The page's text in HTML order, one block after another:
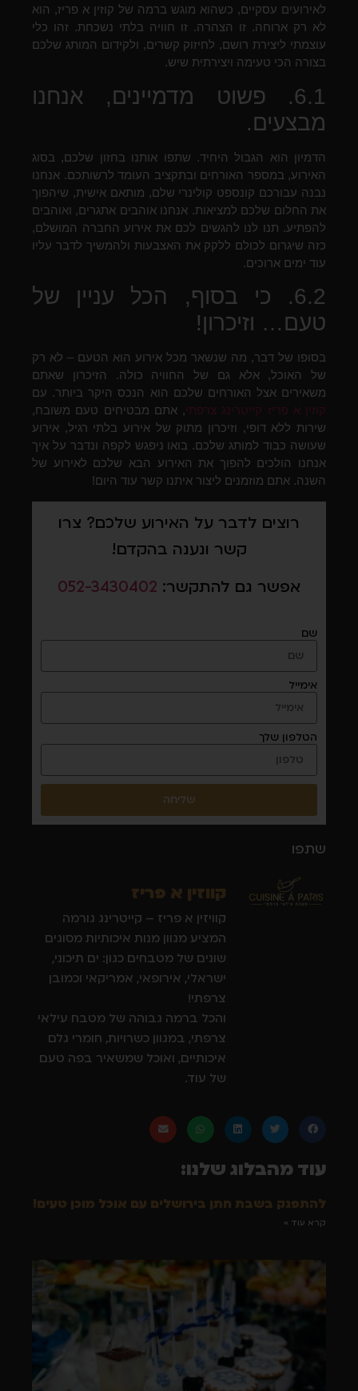
לאירועים עסקיים, כשהוא מוגש ברמה של קוזין א פריז, הוא
לא רק ארוחה. זו הצהרה. זו חוויה בלתי נשכחת. זהו כלי
עוצמתי ליצירת רושם, לחיזוק קשרים, ולקידום המותג שלכם
בצורה הכי טעימה ויצירתית שיש.
6.1. פשוט מדמיינים, אנחנו
מבצעים.
הדמיון הוא הגבול היחיד. שתפו אותנו בחזון שלכם, בסוג
האירוע, במספר האורחים ובתקציב העומד לרשותכם. אנחנו
נבנה עבורכם קונספט קולינרי שלם, מותאם אישית, שיהפוך
את החלום שלכם למציאות. אנחנו אוהבים אתגרים, ואוהבים
להפתיע. תנו לנו להגשים לכם את אירוע החברה המושלם,
כזה שיגרום לכולם ללקק את האצבעות ולהמשיך לדבר עליו
עוד ימים ארוכים.
6.2. כי בסוף, הכל עניין של
טעם… וזיכרון!
בסופו של דבר, מה שנשאר מכל אירוע הוא הטעם – לא רק
של האוכל, אלא גם של החוויה כולה. הזיכרון שאתם
משאירים אצל האורחים שלכם הוא הנכס היקר ביותר. עם
קוזין א פריז קייטרינג צרפתי , אתם מבטיחים טעם משובח,
שירות ללא דופי, וזיכרון מתוק של אירוע בלתי רגיל, אירוע
שעושה כבוד למותג שלכם. בואו ניפגש לקפה ונדבר על איך
אנחנו הולכים להפוך את האירוע הבא שלכם לאירוע של
השנה. אתם מוזמנים ליצור איתנו קשר עוד היום!
רוצים לדבר על האירוע שלכם? צרו
קשר ונענה בהקדם!
אפשר גם להתקשר: 052-3430402
שם
אימייל
הטלפון שלך
שליחה
שתפו
קווזין א פריז
קוויזין א פריז – קייטרינג גורמה
המציע מגוון מנות איכותיות מסוגים
שונים של מטבחים כגון: ים תיכוני,
ישראלי, אירופאי, אמריקאי וכמובן
צרפתי!
והכל ברמה גבוהה של מטבח עילאי
צרפתי, במגוון כשרויות, חומרי גלם
איכותיים, ואוכל שמשאיר בפה טעם
של עוד.
עוד מהבלוג שלנו:
להתפנק בשבת חתן בירושלים עם אוכל מוכן טעים!
קרא עוד »